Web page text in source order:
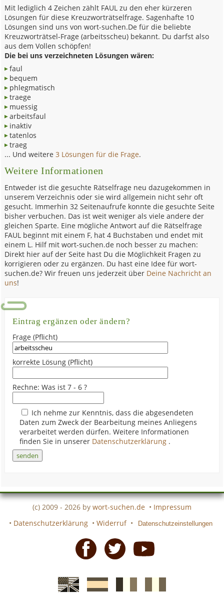
Mit lediglich 4 Zeichen zählt FAUL zu den eher kürzeren
Lösungen für diese Kreuzworträtselfrage. Sagenhafte 10
Lösungen sind uns von wort-suchen.De für die beliebte
Kreuzworträtsel-Frage (arbeitsscheu) bekannt. Du darfst also
aus dem Vollen schöpfen!
Die bei uns verzeichneten Lösungen wären:
faul
bequem
phlegmatisch
traege
muessig
arbeitsfaul
inaktiv
tatenlos
traeg
... Und weitere3 Lösungen für die Frage.
Weitere Informationen
Entweder ist die gesuchte Rätselfrage neu dazugekommen in
unserem Verzeichnis oder sie wird allgemein nicht sehr oft
gesucht. Immerhin 32 Seitenaufrufe konnte die gesuchte Seite
bisher verbuchen. Das ist weit weniger als viele andere der
gleichen Sparte. Eine mögliche Antwort auf die Rätselfrage
FAUL beginnt mit einem F, hat 4 Buchstaben und endet mit
einem L. Hilf mit wort-suchen.de noch besser zu machen:
Direkt hier auf der Seite hast Du die Möglichkeit Fragen zu
korrigieren oder zu ergänzen. Du hast eine Idee für wort-
suchen.de? Wir freuen uns jederzeit über Deine Nachricht an
uns!
Eintrag ergänzen oder ändern?
Frage (Pflicht)
korrekte Lösung (Pflicht)
Rechne: Was ist 7 - 6 ?
Ich nehme zur Kenntnis, dass die abgesendeten
Daten zum Zweck der Bearbeitung meines Anliegens
verarbeitet werden dürfen. Weitere Informationen
finden Sie in unserer Datenschutzerklärung .
(c) 2009 - 2026 by wort-suchen.de • Impressum
• Datenschutzerklärung • Widerruf • Datenschutzeinstellungen